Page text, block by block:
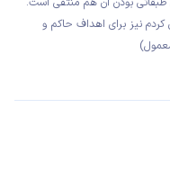
نیز برای اهداف حاکم و